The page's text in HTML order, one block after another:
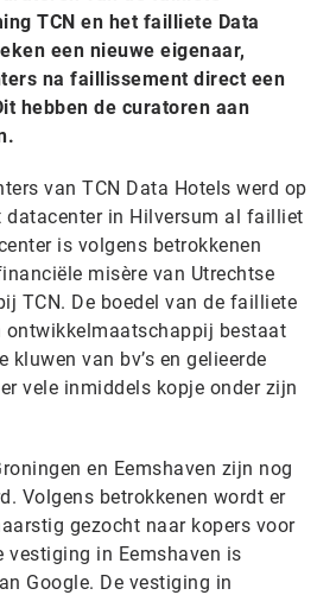
TCN en het failliete Data
een nieuwe eigenaar,
na faillissement direct een
hebben de curatoren aan
van TCN Data Hotels werd op
datacenter in Hilversum al failliet
is volgens betrokkenen
misère van Utrechtse
TCN. De boedel van de failliete
ontwikkelmaatschappij bestaat
kluwen van bv’s en gelieerde
vele inmiddels kopje onder zijn
en Eemshaven zijn nog
Volgens betrokkenen wordt er
gezocht naar kopers voor
vestiging in Eemshaven is
Google. De vestiging in